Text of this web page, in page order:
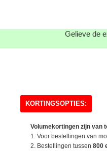
Gelieve de
KORTINGSOPTIES:
Volumekortingen zijn van
1. Voor bestellingen van
2. Bestellingen tussen 800